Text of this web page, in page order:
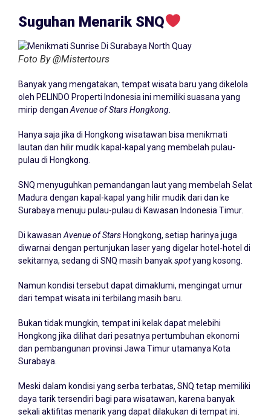
Suguhan Menarik SNQ
Foto By @Mistertours
Banyak yang mengatakan, tempat wisata baru yang dikelola
oleh PELINDO Properti Indonesia ini memiliki suasana yang
mirip dengan Avenue of Stars Hongkong
Hanya saja jika di Hongkong wisatawan bisa menikmati
lautan dan hilir mudik kapal-kapal yang membelah pulau-
pulau di Hongkong.
SNQ menyuguhkan pemandangan laut yang membelah Selat
Madura dengan kapal-kapal yang hilir mudik dari dan ke
Surabaya menuju pulau-pulau di Kawasan Indonesia Timur.
Di kawasan Avenue of Stars Hongkong, setiap harinya juga
diwarnai dengan pertunjukan laser yang digelar hotel-hotel di
sekitarnya, sedang di SNQ masih banyakspotyang kosong.
Namun kondisi tersebut dapat dimaklumi, mengingat umur
dari tempat wisata ini terbilang masih baru.
Bukan tidak mungkin, tempat ini kelak dapat melebihi
Hongkong jika dilihat dari pesatnya pertumbuhan ekonomi
dan pembangunan provinsi Jawa Timur utamanya Kota
Surabaya.
Meski dalam kondisi yang serba terbatas, SNQ tetap memiliki
daya tarik tersendiri bagi para wisatawan, karena banyak
sekali aktifitas menarik yang dapat dilakukan di tempat ini.